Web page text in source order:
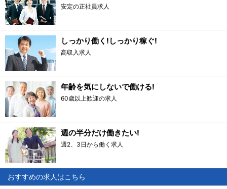
安定の正社員求人
しっかり働く!しっかり稼ぐ!
高収入求人
年齢を気にしないで働ける!
60歳以上歓迎の求人
週の半分だけ働きたい!
週2、3日から働く求人
おすすめの求人はこちら